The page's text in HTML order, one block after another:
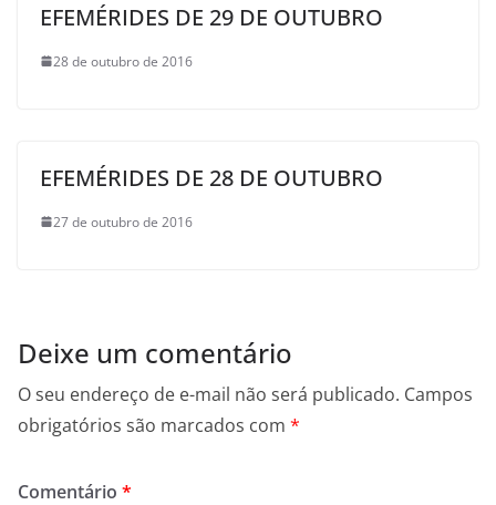
EFEMÉRIDES DE 29 DE OUTUBRO
28 de outubro de 2016
EFEMÉRIDES DE 28 DE OUTUBRO
27 de outubro de 2016
Deixe um comentário
O seu endereço de e-mail não será publicado. Campos
obrigatórios são marcados com *
Comentário *